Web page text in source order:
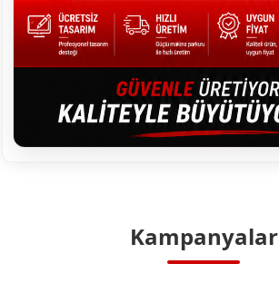
Kampanyalar